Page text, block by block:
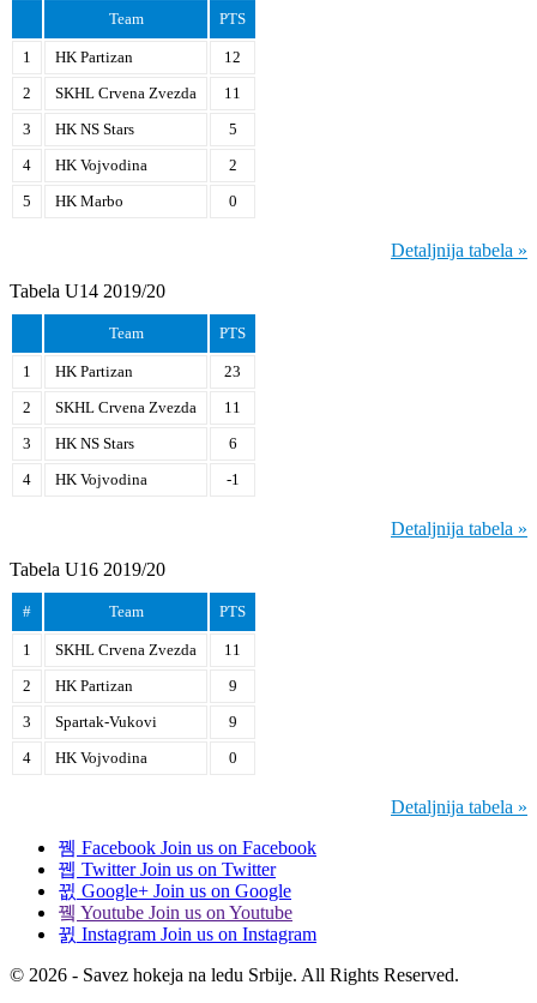
Team PTS
1 HK Partizan
12
2
SKHL Crvena Zvezda
11
3
HK NS Stars
5
4
HK Vojvodina
2
5
HK Marbo 0
Detaljnija tabela »
Tabela U14 2019/20
Team PTS
1 HK Partizan
23
2
SKHL Crvena Zvezda
11
3
HK NS Stars
6
4
HK Vojvodina -1
Detaljnija tabela »
Tabela U16 2019/20
# Team PTS
1 SKHL Crvena Zvezda
11
2
HK Partizan
9
3
Spartak-Vukovi
9
4
HK Vojvodina 0
Detaljnija tabela »
Facebook Join us on Facebook
Twitter Join us on Twitter
Google+ Join us on Google
Youtube Join us on Youtube
Instagram Join us on Instagram
© 2026 - Savez hokeja na ledu Srbije. All Rights Reserved.